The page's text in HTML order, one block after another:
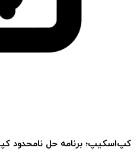
کپ‌اسکیپ؛ برنامه حل نامحدود